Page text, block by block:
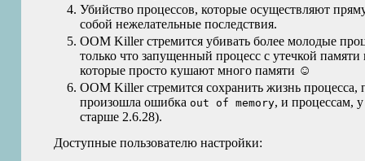
Убийство процессов, которые осуществляют
собой нежелательные последствия.
OOM Killer стремится убивать более молодые
только что запущенный процесс с утечкой
которые просто кушают много памяти ☺
OOM Killer стремится сохранить жизнь
произошла ошибка out of memory, и процессам,
старше 2.6.28).
Доступные пользователю настройки: